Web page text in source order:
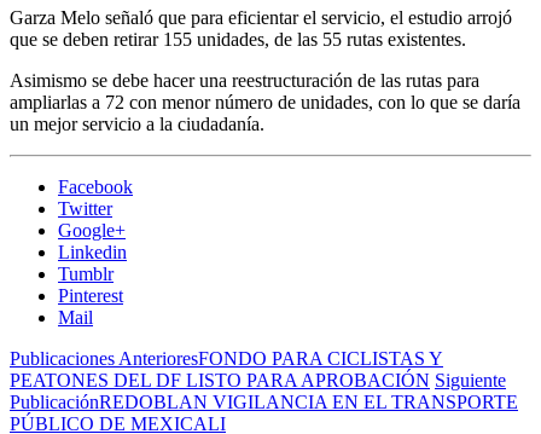
Garza Melo señaló que para eficientar el servicio, el estudio arrojó
que se deben retirar 155 unidades, de las 55 rutas existentes.
Asimismo se debe hacer una reestructuración de las rutas para
ampliarlas a 72 con menor número de unidades, con lo que se daría
un mejor servicio a la ciudadanía.
Facebook
Twitter
Google+
Linkedin
Tumblr
Pinterest
Mail
Publicaciones AnterioresFONDO PARA CICLISTAS Y
PEATONES DEL DF LISTO PARA APROBACIÓN Siguiente
PublicaciónREDOBLAN VIGILANCIA EN EL TRANSPORTE
PÚBLICO DE MEXICALI